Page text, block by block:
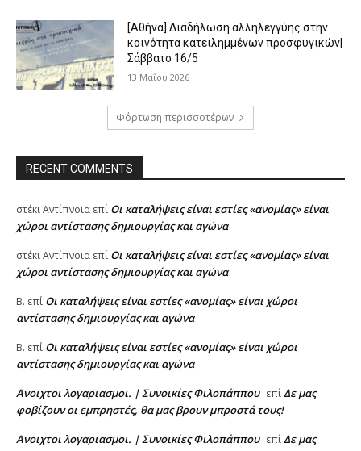
[Αθήνα] Διαδήλωση αλληλεγγύης στην
κοινότητα κατειλημμένων προσφυγικών|
Σάββατο 16/5
13 Μαΐου 2026
Φόρτωση περισσοτέρων
RECENT COMMENTS
στέκι Αντίπνοια επί Oι καταλήψεις είναι εστίες «ανομίας» είναι
χώροι αντίστασης δημιουργίας και αγώνα
στέκι Αντίπνοια επί Oι καταλήψεις είναι εστίες «ανομίας» είναι
χώροι αντίστασης δημιουργίας και αγώνα
Β. επί Oι καταλήψεις είναι εστίες «ανομίας» είναι χώροι
αντίστασης δημιουργίας και αγώνα
Β. επί Oι καταλήψεις είναι εστίες «ανομίας» είναι χώροι
αντίστασης δημιουργίας και αγώνα
Ανοιχτοι λογαριασμοι. | Συνοικίες Φιλοπάππου επίΔε μας
φοβίζουν οι εμπρηστές, θα μας βρουν μπροστά τους!
Ανοιχτοι λογαριασμοι. | Συνοικίες Φιλοπάππου επίΔε μας